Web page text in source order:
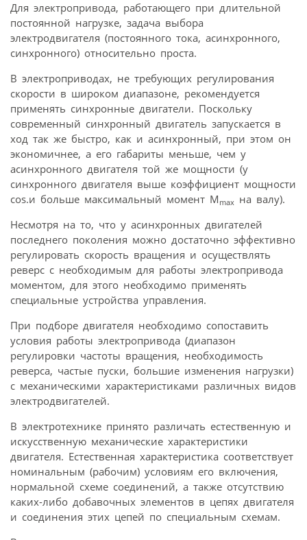
Для электропривода, работающего при длительной
постоянной нагрузке, задача выбора
электродвигателя (постоянного тока, асинхронного,
синхронного) относительно проста.
В электроприводах, не требующих регулирования
скорости в широком диапазоне, рекомендуется
применять синхронные двигатели. Поскольку
современный синхронный двигатель запускается в
ход так же быстро, как и асинхронный, при этом он
экономичнее, а его габариты меньше, чем у
асинхронного двигателя той же мощности (у
синхронного двигателя выше коэффициент мощности
cos.и больше максимальный момент M max на валу).
Несмотря на то, что у асинхронных двигателей
последнего поколения можно достаточно эффективно
регулировать скорость вращения и осуществлять
реверс с необходимым для работы электропривода
моментом, для этого необходимо применять
специальные устройства управления.
При подборе двигателя необходимо сопоставить
условия работы электропривода (диапазон
регулировки частоты вращения, необходимость
реверса, частые пуски, большие изменения нагрузки)
с механическими характеристиками различных видов
электродвигателей.
В электротехнике принято различать естественную и
искусственную механические характеристики
двигателя. Естественная характеристика соответствует
номинальным (рабочим) условиям его включения,
нормальной схеме соединений, а также отсутствию
каких-либо добавочных элементов в цепях двигателя
и соединения этих цепей по специальным схемам.